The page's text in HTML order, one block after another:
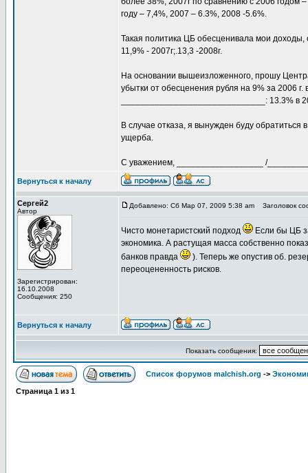
году – 7,4%, 2007 – 6.3%, 2008 -5.6%.
Такая политика ЦБ обесценивала мои доходы,
11,9% - 2007г;.13,3 -2008г.
На основании вышеизложенного, прошу
убытки от обесценения рубля на 9% за 2006
______________________________: 13.3% в
В случае отказа, я вынужден буду
ущерба.
С уважением, __________________ /
Вернуться к началу
Сергей2
Автор
Зарегистрирован:
16.10.2008
Сообщения: 250
Добавлено: Сб Мар 07, 2009 5:38 am Заголовок
Чисто монетаристский подход
Если бы ЦБ
экономика. А растущая масса собственно
банков правда
). Теперь же опустив об.
переоцененность рисков.
Вернуться к началу
Показать сообщения:
Список форумов malchish.org ->
Страница 1 из 1